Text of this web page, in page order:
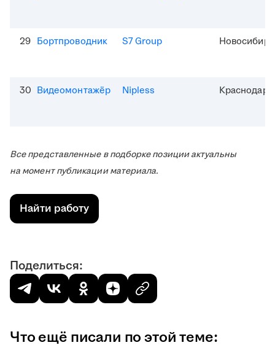
29 Бортпроводник S7 Group
30 Видеомонтажёр Nipless Краснодар
Все представленные в подборке позиции актуальны
на момент публикации материала.
Найти работу
Поделиться:
Что ещё писали по этой теме: